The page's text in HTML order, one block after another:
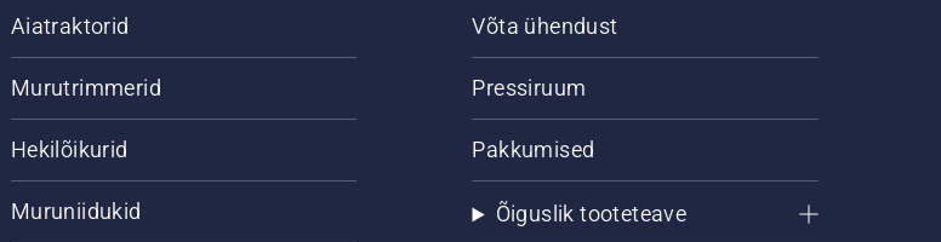
Aiatraktorid
Murutrimmerid
Hekilõikurid
Muruniidukid
Võta ühendust
Pressiruum
Pakkumised
Õiguslik tooteteave